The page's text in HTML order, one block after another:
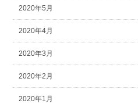
2020年5月
2020年4月
2020年3月
2020年2月
2020年1月